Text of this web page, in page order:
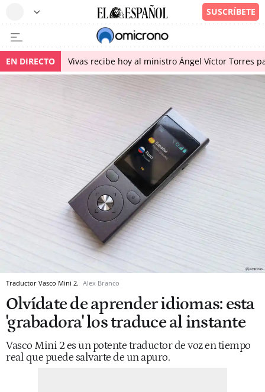
EN DIRECTO Vivas recibe hoy al ministro Ángel Víctor Torres
Traductor Vasco Mini 2. Alex Branco
Olvídate de aprender idiomas: esta
'grabadora' los traduce al instante
Vasco Mini 2 es un potente traductor de voz en tiempo
real que puede salvarte de un apuro.